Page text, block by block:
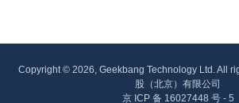
Copyright © 2026, Geekbang Technology Ltd. All
股（北京）有限公司
京 ICP 备 16027448 号 - 5